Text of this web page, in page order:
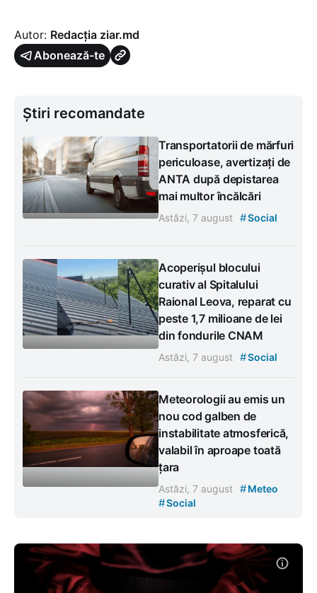
Autor: Redacția ziar.md
Abonează-te
Știri recomandate
Transportatorii de mărfuri
periculoase, avertizați de
ANTA după depistarea
mai multor încălcări
Astăzi, 7 august #Social
Acoperișul blocului
curativ al Spitalului
Raional Leova, reparat cu
peste 1,7 milioane de lei
din fondurile CNAM
Astăzi, 7 august #Social
Meteorologii au emis un
nou cod galben de
instabilitate atmosferică,
valabil în aproape toată
țara
Astăzi, 7 august #Meteo
#Social